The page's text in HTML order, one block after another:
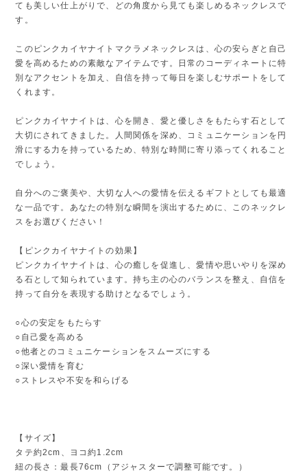
ても美しい仕上がりで、どの角度から見ても楽しめるネックレスで
す。
このピンクカイヤナイトマクラメネックレスは、心の安らぎと自己
愛を高めるための素敵なアイテムです。日常のコーディネートに特
別なアクセントを加え、自信を持って毎日を楽しむサポートをして
くれます。
ピンクカイヤナイトは、心を開き、愛と優しさをもたらす石として
大切にされてきました。人間関係を深め、コミュニケーションを円
滑にする力を持っているため、特別な時間に寄り添ってくれること
でしょう。
自分へのご褒美や、大切な人への愛情を伝えるギフトとしても最適
な一品です。あなたの特別な瞬間を演出するために、このネックレ
スをお選びください！
【ピンクカイヤナイトの効果】
ピンクカイヤナイトは、心の癒しを促進し、愛情や思いやりを深め
る石として知られています。持ち主の心のバランスを整え、自信を
持って自分を表現する助けとなるでしょう。
○心の安定をもたらす
○自己愛を高める
○他者とのコミュニケーションをスムーズにする
○深い愛情を育む
○ストレスや不安を和らげる
【サイズ】
タテ約2cm、ヨコ約1.2cm
紐の長さ：最長76cm（アジャスターで調整可能です。）